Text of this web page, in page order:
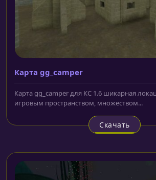
Карта gg_camper
Карта gg_camper для КС 1.6 шикарная
игровым пространством, множеством...
Скачать